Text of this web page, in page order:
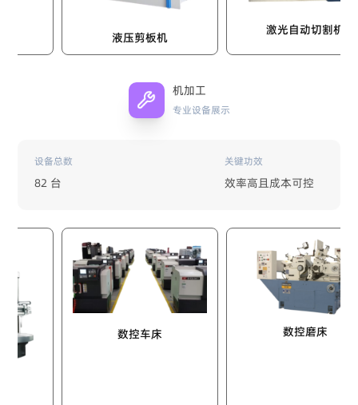
液压剪板机
激光自动切割机
机加工
专业设备展示
设备总数
82 台
关键功效
效率高且成本可控
数控车床 数控磨床